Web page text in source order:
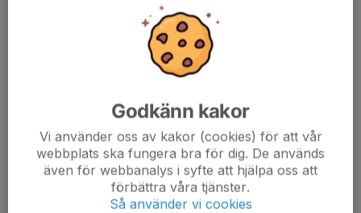
Godkänn kakor
Vi använder oss av kakor (cookies) för att vår
webbplats ska fungera bra för dig. De används
även för webbanalys i syfte att hjälpa oss att
förbättra våra tjänster.
Så använder vi cookies